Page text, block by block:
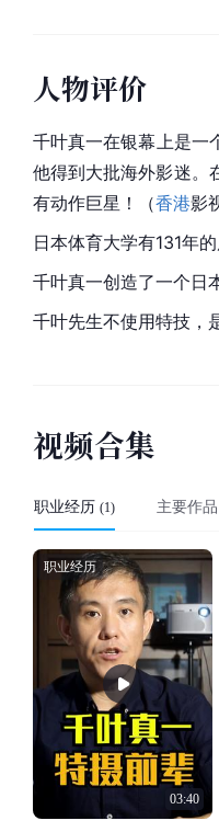
人物评价
千叶真一在银幕上是一
他得到大批海外影迷。
有动作巨星！（香港影
日本体育大学有131年
千叶真一创造了一个日
千叶先生不使用特技，
视频合集
职业经历 (1) 主要作品
03:40
职业经历